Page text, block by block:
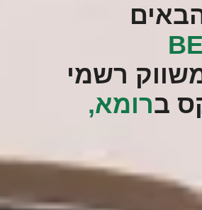
רשמי
ברומא,